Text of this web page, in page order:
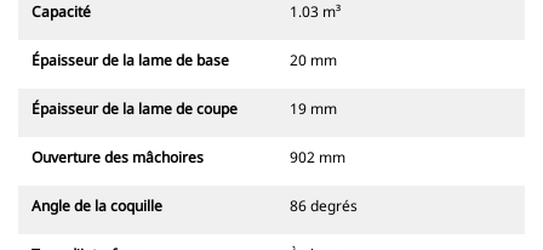
Capacité 1.03 m³
Épaisseur de la lame de base 20 mm
Épaisseur de la lame de coupe 19 mm
Ouverture des mâchoires 902 mm
Angle de la coquille 86 degrés